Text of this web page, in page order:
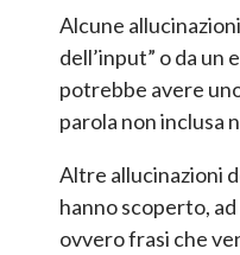
Alcune
dell’input” o da un
potrebbe avere
parola non inclusa
Altre allucinazioni
hanno scoperto,
ovvero frasi che